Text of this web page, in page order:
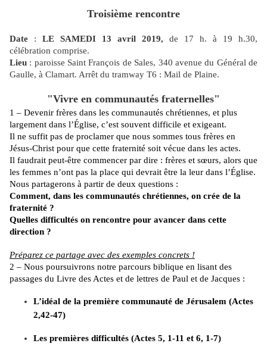
Troisième rencontre
Date : LE SAMEDI 13 avril 2019, de 17 h. à 19 h.30,
célébration comprise.
Lieu : paroisse Saint François de Sales, 340 avenue du Général de
Gaulle, à Clamart. Arrêt du tramway T6 : Mail de Plaine.
"Vivre en communautés fraternelles"
1 – Devenir frères dans les communautés chrétiennes, et plus
largement dans l’Église, c’est souvent difficile et exigeant.
Il ne suffit pas de proclamer que nous sommes tous frères en
Jésus-Christ pour que cette fraternité soit vécue dans les actes.
Il faudrait peut-être commencer par dire : frères et sœurs, alors que
les femmes n’ont pas la place qui devrait être la leur dans l’Église.
Nous partagerons à partir de deux questions :
Comment, dans les communautés chrétiennes, on crée de la
fraternité ?
Quelles difficultés on rencontre pour avancer dans cette
direction ?
Préparez ce partage avec des exemples concrets !
2 – Nous poursuivrons notre parcours biblique en lisant des
passages du Livre des Actes et de lettres de Paul et de Jacques :
L’idéal de la première communauté de Jérusalem (Actes
2,42-47)
Les premières difficultés (Actes 5, 1-11 et 6, 1-7)